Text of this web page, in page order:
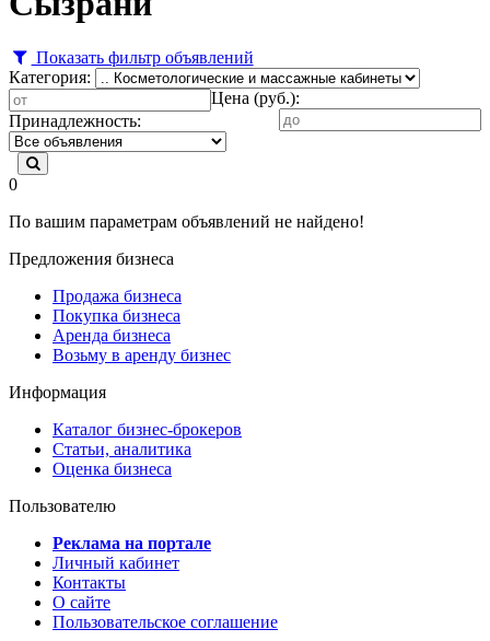
Показать фильтр объявлений
Категория:
Цена (руб.):
Принадлежность:
0
По вашим параметрам объявлений не найдено!
Предложения бизнеса
Продажа бизнеса
Покупка бизнеса
Аренда бизнеса
Возьму в аренду бизнес
Информация
Каталог бизнес-брокеров
Статьи, аналитика
Оценка бизнеса
Пользователю
Реклама на портале
Личный кабинет
Контакты
О сайте
Пользовательское соглашение